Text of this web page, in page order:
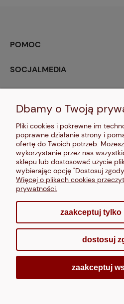
POMOC
SOCJALMEDIA
INFORMACJE
O NAS
Sklep
Dbamy o Twoją
Pliki cookies i pokrewne im
poprawne działanie strony i
ofertę do Twoich potrzeb.
wykorzystanie przez nas
sklepu lub dostosować użycie
wybierając opcję "Dostosuj
Więcej o plikach cookies
prywatności.
zaakceptuj tylko
dostosuj
zaakceptuj